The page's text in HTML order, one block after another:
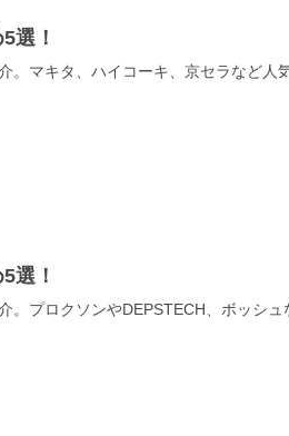
選！
。マキタ、ハイコーキ、京セラなど人
選！
。プロクソンやDEPSTECH、ボッシ